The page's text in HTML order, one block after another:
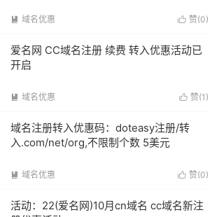
 赞(0)
 域名优惠
爱名网 CC域名注册 续费 转入优惠活动已
开启
 赞(1 )
 域名优惠
域名注册转入优惠码：doteasy注册/转
入.com/net/org,不限制个数 5美元
 赞(0)
 域名优惠
活动：22(爱名网)10月cn域名 cc域名新注